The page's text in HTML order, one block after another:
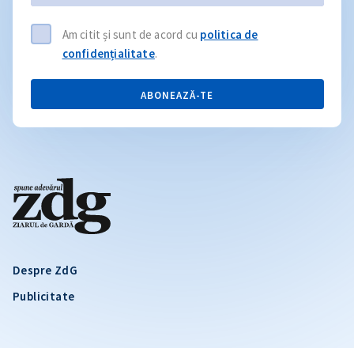
Despre ZdG
Publicitate
Am citit și sunt de acord cu politica de
confidențialitate.
ABONEAZĂ-TE